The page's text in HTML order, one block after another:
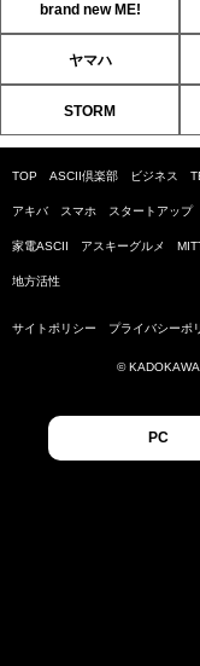
brand new ME!
ヤマハ
STORM
TOP ASCII倶楽部 ビジネス
アキバ スマホ スタートアップ
家電ASCII アスキーグルメ
地方活性
サイトポリシー プライバシーポ
©
PC